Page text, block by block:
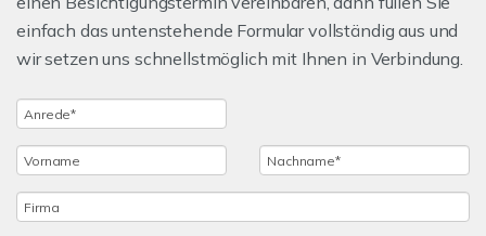
einfach das untenstehende Formular vollständig aus und
wir setzen uns schnellstmöglich mit Ihnen in Verbindung.